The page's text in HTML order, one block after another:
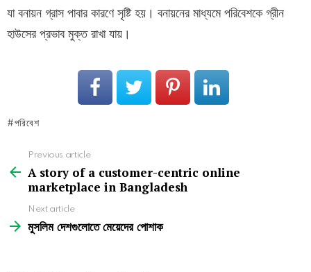
যা বনায়ন গ্রাস পাবার কারণে সৃষ্টি হয়। বনায়নের মাধ্যমে পরিবেশকে গ্রীন
হাউসের প্রভাব মুক্ত রাখা যায়।
পরিবেশ
more
Previous article
A story of a customer-centric online
marketplace in Bangladesh
Next article
মুসলিম দেশগুলোতে মেয়েদের পোশাক